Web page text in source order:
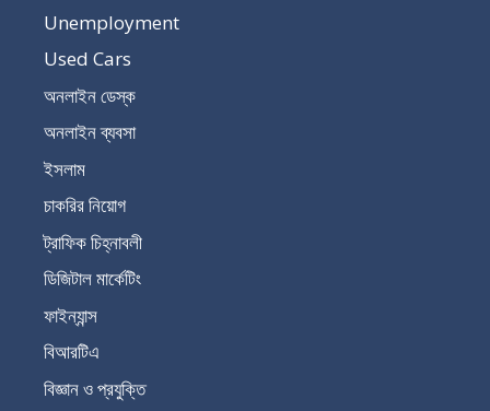
Unemployment
Used Cars
অনলাইন ডেস্ক
অনলাইন ব্যবসা
ইসলাম
চাকরির নিয়োগ
ট্রাফিক চিহ্নাবলী
ডিজিটাল মার্কেটিং
ফাইন্যান্স
বিআরটিএ
বিজ্ঞান ও প্রযুক্তি